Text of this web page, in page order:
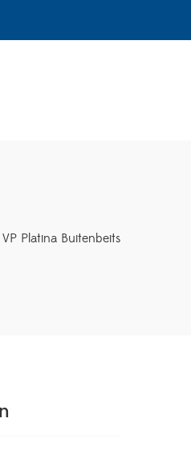
VP Platina Buitenbeits